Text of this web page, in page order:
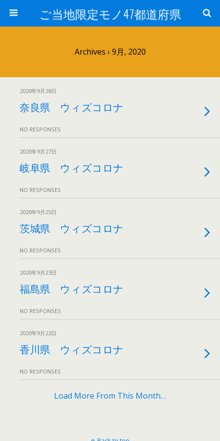
ご当地限定モノ47都道府県
Archives › 9月, 2020
2020年9月28日
奈良県 ウィズコロナ
NO RESPONSES
2020年9月27日
岐阜県 ウィズコロナ
NO RESPONSES
2020年9月25日
茨城県 ウィズコロナ
NO RESPONSES
2020年9月23日
福島県 ウィズコロナ
NO RESPONSES
2020年9月22日
香川県 ウィズコロナ
NO RESPONSES
Load More From This Month…